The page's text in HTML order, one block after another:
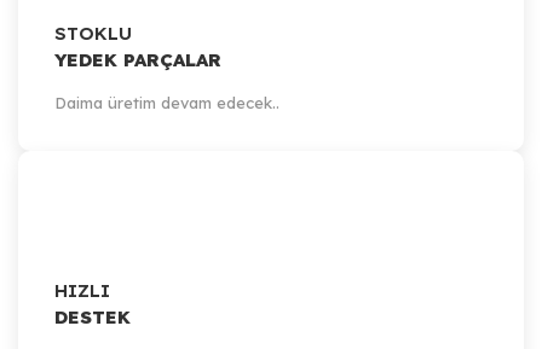
STOKLU
YEDEK PARÇALAR
Daima üretim devam edecek..
HIZLI
DESTEK